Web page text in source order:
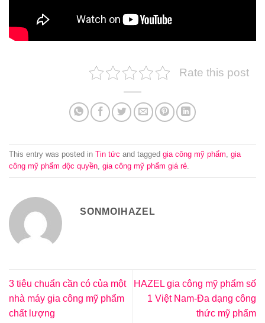
Rate this post
This entry was posted in Tin tức and tagged gia công mỹ phẩm, gia
công mỹ phẩm độc quyền, gia công mỹ phẩm giá rẻ.
SONMOIHAZEL
3 tiêu chuẩn cần có của một
nhà máy gia công mỹ phẩm
chất lượng
HAZEL gia công mỹ phẩm số
1 Việt Nam-Đa dạng công
thức mỹ phẩm